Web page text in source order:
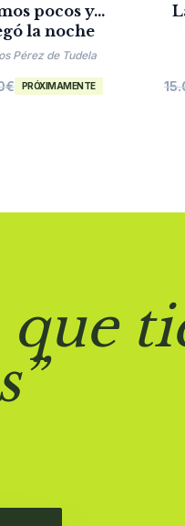
pocos y…
la noche
Pérez de Tudela
€ PRÓXIMAMENTE